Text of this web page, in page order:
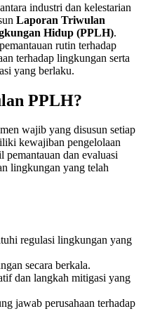
industri dan kelestarian
Laporan Triwulan
Hidup (PPLH).
rutin terhadap
terhadap lingkungan serta
yang berlaku.
PPLH?
wajib yang disusun setiap
kewajiban pengelolaan
dan evaluasi
lingkungan yang telah
regulasi lingkungan yang
secara berkala.
dan langkah mitigasi yang
jawab perusahaan terhadap